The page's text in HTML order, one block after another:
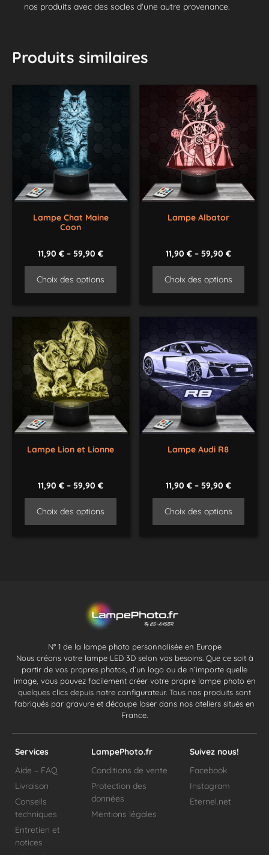
nos produits avec des socles d'une autre provenance.
Produits similaires
Lampe Chat Maine
Coon
11,90€ –59,90€
Choix des options
Lampe Albator
11,90 €– 59,90 €
Choix des options
Lampe Lion et Lionne
11,90€ –59,90€
Choix des options
Lampe Audi R8
11,90 €– 59,90 €
Choix des options
N° 1 de la lampe photo personnalisée en Europe
Nous créons votre lampe LED 3D selon vos besoins. Que ce soit à
partir de vos propres photos, d’un logo ou de n’importe quelle
image, vous pouvez facilement créer votre propre lampe photo en
quelques clics depuis notre configurateur. Tous nos produits sont
fabriqués par gravure et découpe laser dans nos ateliers situés en
France.
Services
Aide – FAQ
Livraison
Conseils
techniques
Entretien et
notices
LampePhoto.fr
Conditions de vente
Protection des
données
Mentions légales
Suivez nous!
Facebook
Instagram
Eternel.net